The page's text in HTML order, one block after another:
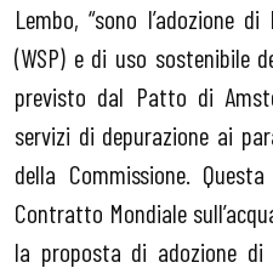
Lembo, “sono l’adozione
(WSP) e di uso sostenibile
previsto dal Patto di
servizi di depurazione ai
della Commissione.
Contratto Mondiale
la proposta di adozione di